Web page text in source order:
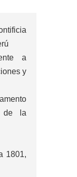
a
y
de la
1801,